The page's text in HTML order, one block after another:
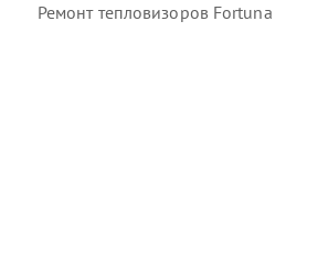
Ремонт тепловизоров Fortuna